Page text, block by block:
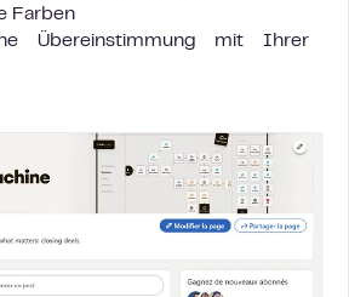
Farben
Übereinstimmung mit Ihrer